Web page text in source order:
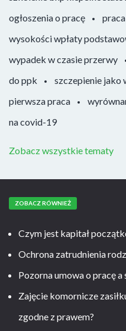
ogłoszenia o pracę
wysokości wpłaty
wypadek w czasie przerwy
do ppk
szczepienie jako
pierwsza praca
na covid-19
Zobacz wszystkie tematy
ZOBACZ RÓWNIEŻ
Czym jest kapitał
Ochrona zatrudnienia
Pozorna umowa o pracę
Zajęcie komornicze
zgodne z prawem?